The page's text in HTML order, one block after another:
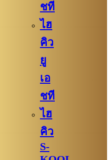
ชที
ไฮ
คิว
ยู
เอ
ชที
ไฮ
คิว
S-